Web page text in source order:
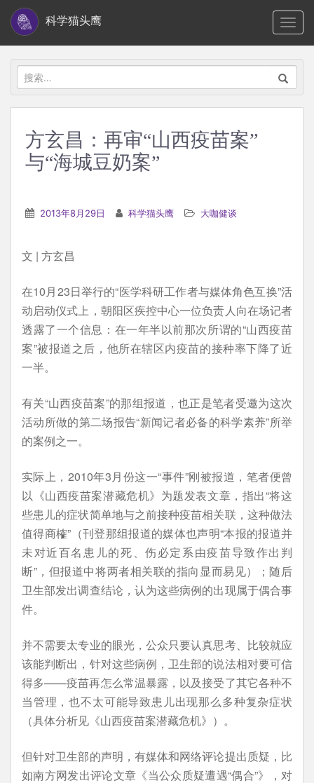
i
科学猫头鹰
搜
索：
方玄昌：再审“山西疫苗案”
与“海城豆奶案”
2013年8月29日 科学猫头鹰 大咖健谈
文 | 方玄昌
在10月23日举行的“医学科研工作者与媒体角色互换”活
动启动仪式上，朝阳区疾控中心一位负责人向在场记者
透露了一个信息：在一年半以前那次所谓的“山西疫苗
案”被报道之后，他所在辖区内疫苗的接种率下降了近
一半。
有关“山西疫苗案”的那组报道，也正是笔者受邀为这次
活动所做的第二场报告“新闻记者必备的科学素养”所举
的案例之一。
实际上，2010年3月份这一“事件”刚被报道，笔者便曾
以《山西疫苗案潜藏危机》为题发表文章，指出“将这
些患儿的症状简单地与之前接种疫苗相关联，这种做法
值得商榷”（刊登那组报道的媒体也声明“本报的报道并
未对近百名患儿的死、伤必定系由疫苗导致作出判
断”，但报道中将两者相关联的指向显而易见）；随后
卫生部发出调查结论，认为这些病例的出现属于偶合事
件。
并不需要太专业的眼光，公众只要认真思考、比较就应
该能判断出，针对这些病例，卫生部的说法相对要可信
得多——疫苗再怎么常温暴露，以及接受了其它各种不
当管理，也不太可能导致患儿出现那么多种复杂症状
（具体分析见《山西疫苗案潜藏危机》）。
但针对卫生部的声明，有媒体和网络评论提出质疑，比
如南方网发出评论文章《当公众质疑遭遇“偶合”》，对